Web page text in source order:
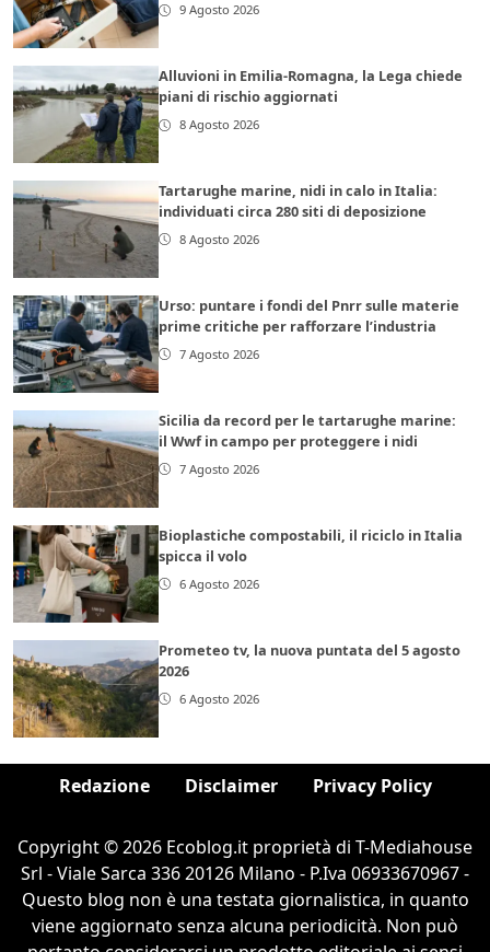
9 Agosto 2026
Alluvioni in Emilia-Romagna, la Lega chiede
piani di rischio aggiornati
8 Agosto 2026
Tartarughe marine, nidi in calo in Italia:
individuati circa 280 siti di deposizione
8 Agosto 2026
Urso: puntare i fondi del Pnrr sulle materie
prime critiche per rafforzare l’industria
7 Agosto 2026
Sicilia da record per le tartarughe marine:
il Wwf in campo per proteggere i nidi
7 Agosto 2026
Bioplastiche compostabili, il riciclo in Italia
spicca il volo
6 Agosto 2026
Prometeo tv, la nuova puntata del 5 agosto
2026
6 Agosto 2026
Redazione Disclaimer Privacy Policy
Copyright © 2026 Ecoblog.it proprietà di T-Mediahouse
Srl - Viale Sarca 336 20126 Milano - P.Iva 06933670967 -
Questo blog non è una testata giornalistica, in quanto
viene aggiornato senza alcuna periodicità. Non può